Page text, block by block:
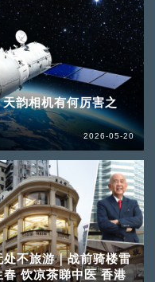
韵相机有何厉害之
2026-05-20
处不旅游｜战前骑楼雷
春 饮凉茶睇中医 香港